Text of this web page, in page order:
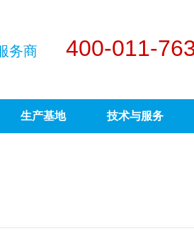
服务商 400-011-
生产基地 技术与服务